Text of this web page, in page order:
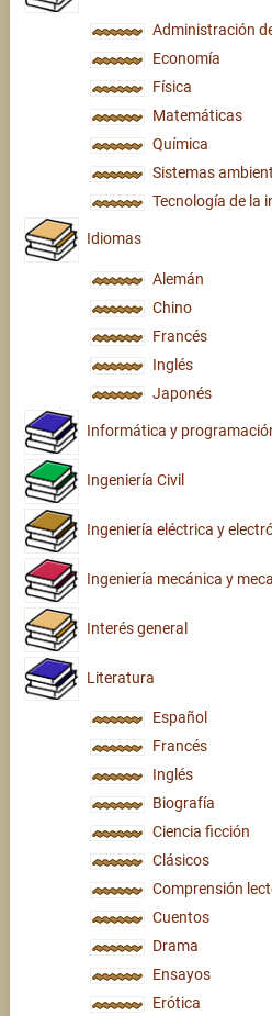
Administración
Economía
Física
Matemáticas
Química
Sistemas
Tecnología de la
Idiomas
Alemán
Chino
Francés
Inglés
Japonés
Informática y
Ingeniería Civil
Ingeniería eléctrica y
Ingeniería mecánica y
Interés general
Literatura
Español
Francés
Inglés
Biografía
Ciencia ficción
Clásicos
Comprensión
Cuentos
Drama
Ensayos
Erótica